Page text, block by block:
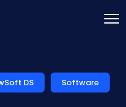
DS Software